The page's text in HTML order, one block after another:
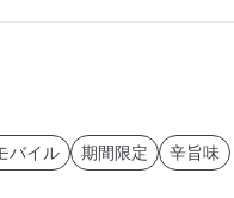
バイル 期間限定 辛旨味